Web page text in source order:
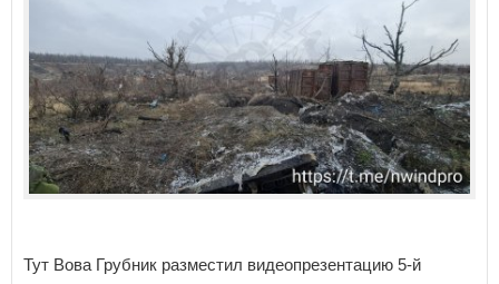
Тут Вова Грубник разместил видеопрезентацию 5-й